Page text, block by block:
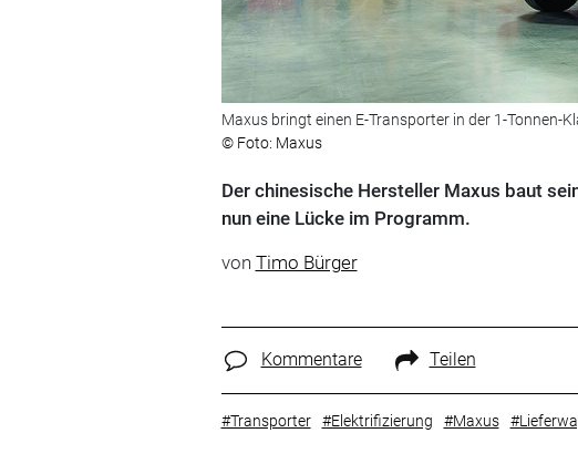
Maxus bringt einen E-Transporter in der 1-Tonnen-
© Foto: Maxus
Der chinesische Hersteller Maxus baut
nun eine Lücke im Programm.
von Timo Bürger
Kommentare Teilen
#Transporter #Elektrifizierung #Maxus